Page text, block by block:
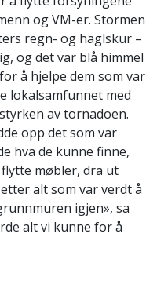
og VM-er. Stormen
regn- og haglskur –
og det var blå himmel
å hjelpe dem som var
lokalsamfunnet med
av tornadoen.
opp det som var
hva de kunne finne,
møbler, dra ut
alt som var verdt å
igjen», sa
alt vi kunne for å